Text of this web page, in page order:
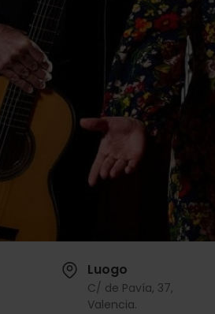
Luogo
C/ de Pavía, 37,
Valencia.